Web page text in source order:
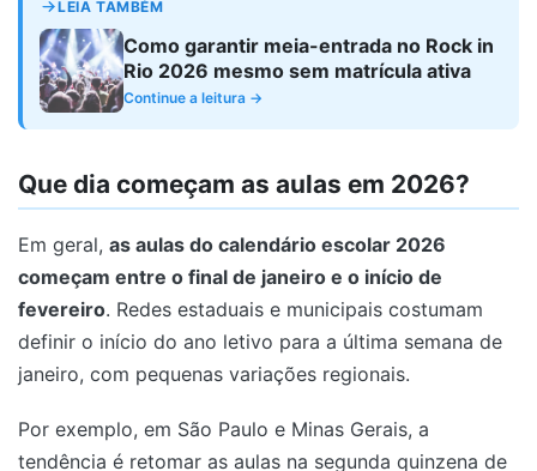
LEIA TAMBÉM
Como garantir meia-entrada no Rock in
Rio 2026 mesmo sem matrícula ativa
Continue a leitura →
Que dia começam as aulas em 2026?
Em geral, as aulas do calendário escolar 2026
começam entre o final de janeiro e o início de
fevereiro. Redes estaduais e municipais costumam
definir o início do ano letivo para a última semana de
janeiro, com pequenas variações regionais.
Por exemplo, em São Paulo e Minas Gerais, a
tendência é retomar as aulas na segunda quinzena de